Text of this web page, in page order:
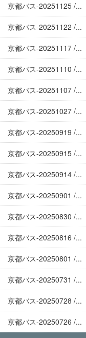
京都バス-20251125 /...
京都バス-20251122 /...
京都バス-20251117 /...
京都バス-20251110 /...
京都バス-20251107 /...
京都バス-20251027 /...
京都バス-20250919 /...
京都バス-20250915 /...
京都バス-20250914 /...
京都バス-20250901 /...
京都バス-20250830 /...
京都バス-20250816 /...
京都バス-20250801 /...
京都バス-20250731 /...
京都バス-20250728 /...
京都バス-20250726 /...